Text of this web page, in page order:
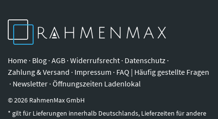
Home · Blog · AGB · Widerrufsrecht · Datenschutz ·
Zahlung & Versand · Impressum · FAQ | Häufig gestellte Fragen
· Newsletter · Öffnungszeiten Ladenlokal
©2026 RahmenMax GmbH
* gilt für Lieferungen innerhalb Deutschlands, Lieferzeiten für andere